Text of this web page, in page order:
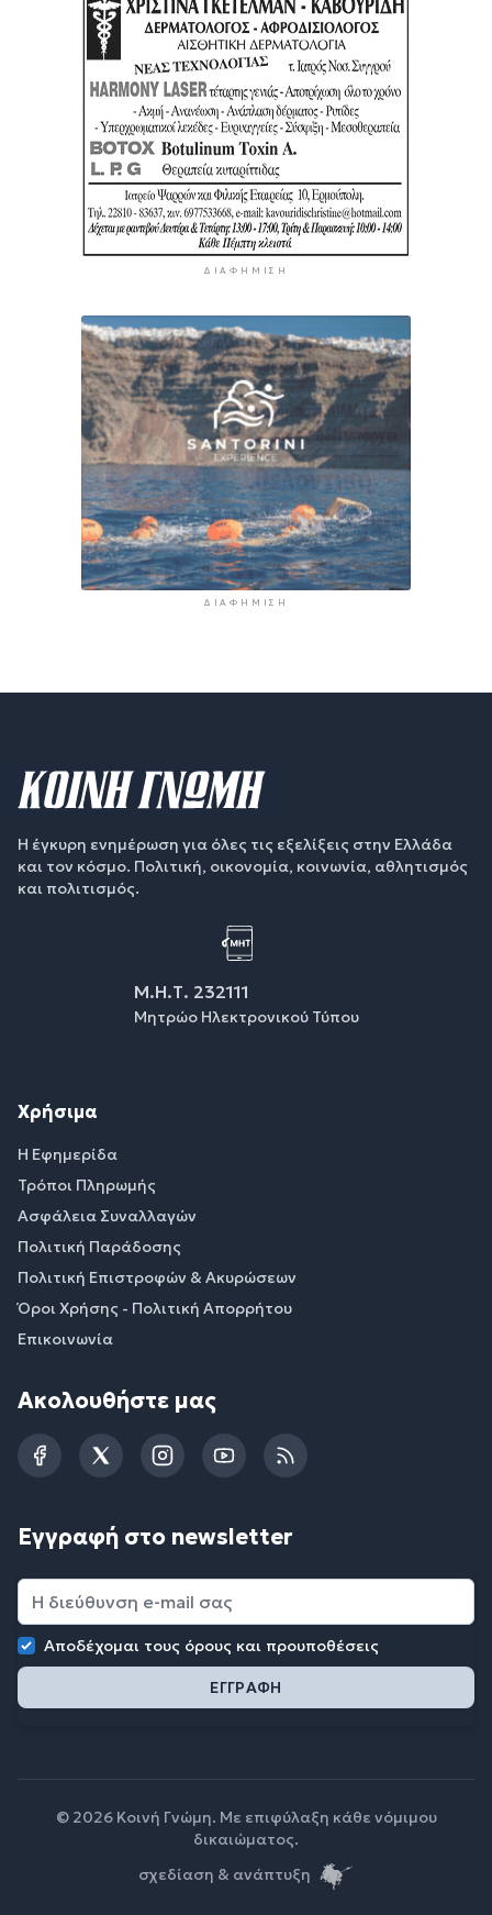
ΔΙΑΦΉΜΙΣΗ
ΔΙΑΦΉΜΙΣΗ
Η έγκυρη ενημέρωση για όλες τις εξελίξεις στην Ελλάδα
και τον κόσμο. Πολιτική, οικονομία, κοινωνία, αθλητισμός
και πολιτισμός.
Μ.Η.Τ. 232111
Μητρώο Ηλεκτρονικού Τύπου
Χρήσιμα
Η Εφημερίδα
Τρόποι Πληρωμής
Ασφάλεια Συναλλαγών
Πολιτική Παράδοσης
Πολιτική Επιστροφών & Ακυρώσεων
Όροι Χρήσης - Πολιτική Απορρήτου
Επικοινωνία
Ακολουθήστε μας
FacebookTwitterInstagramYouTubeRSS
Εγγραφή στο newsletter
Αποδέχομαι τους όρους και προυποθέσεις
© 2026 Κοινή Γνώμη. Με επιφύλαξη κάθε νόμιμου
δικαιώματος.
σχεδίαση & ανάπτυξη